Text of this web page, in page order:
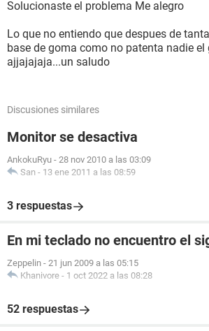
Solucionaste el problema Me alegro
Lo que no entiendo que despues de
base de goma como no patenta nadie el
ajjajajaja...un saludo
Discusiones similares
Monitor se desactiva
AnkokuRyu - 28 nov 2010 a las 03:09
San - 13 ene 2011 a las 08:59
3 respuestas
En mi teclado no encuentro el
Zeppelin - 21 jun 2009 a las 05:15
Khanivore - 1 oct 2022 a las 08:28
52 respuestas